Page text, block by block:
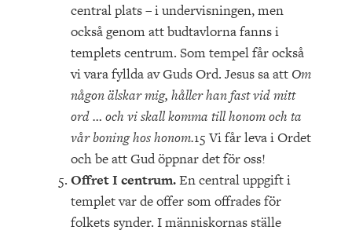
central plats – i undervisningen, men
också genom att budtavlorna fanns i
templets centrum. Som tempel får också
vi vara fyllda av Guds Ord. Jesus sa att Om
någon älskar mig, håller han fast vid mitt
ord … och vi skall komma till honom och ta
vår boning hos honom.15 Vi får leva i Ordet
och be att Gud öppnar det för oss!
Offret I centrum.En central uppgift i
templet var de offer som offrades för
folkets synder. I människornas ställe